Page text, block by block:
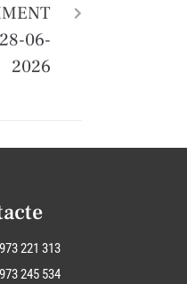
06-
2026
973 221 313
973 245 534